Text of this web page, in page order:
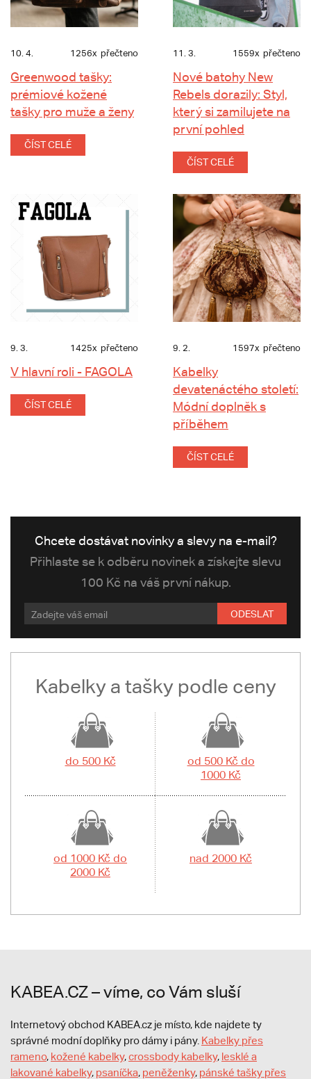
10. 4. 1256x přečteno
Greenwood tašky:
prémiové kožené
tašky pro muže a ženy
ČÍST CELÉ
11. 3. 1559x přečteno
Nové batohy New
Rebels dorazily: Styl,
který si zamilujete na
první pohled
ČÍST CELÉ
9. 3. 1425x přečteno
V hlavní roli - FAGOLA
ČÍST CELÉ
9. 2. 1597x přečteno
Kabelky
devatenáctého století:
Módní doplněk s
příběhem
ČÍST CELÉ
Chcete dostávat novinky a slevy na e-mail?
Přihlaste se k odběru novinek a získejte slevu
100 Kč na váš první nákup.
ODESLAT
Kabelky a tašky podle ceny
do 500 Kč
od 500 Kč do
1000 Kč
od 1000 Kč do
2000 Kč
nad 2000 Kč
KABEA.CZ – víme, co Vám sluší
Internetový obchod KABEA.cz je místo, kde najdete ty
správné modní doplňky pro dámy i pány. Kabelky přes
rameno, kožené kabelky,crossbody kabelky, lesklé a
lakované kabelky, psaníčka, peněženky, pánské tašky přes